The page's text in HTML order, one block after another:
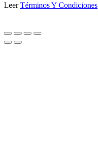
LeerTérminos Y Condiciones